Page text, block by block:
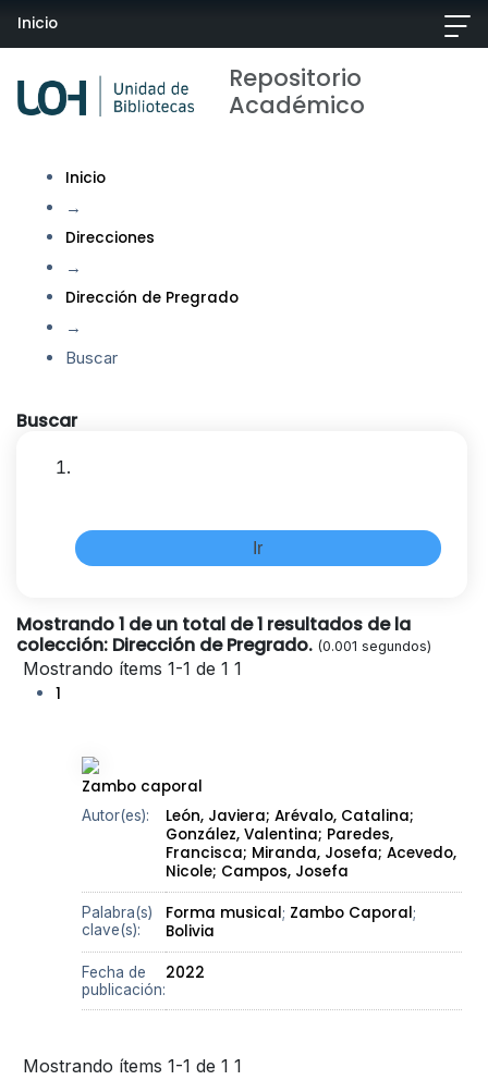
Inicio
Repositorio
Académico
Inicio
→
Direcciones
→
Dirección de Pregrado
→
Buscar
Buscar
Mostrando 1 de un total de 1 resultados de la
colección: Dirección de Pregrado. (0.001 segundos)
Mostrando ítems 1-1 de 1 1
1
Zambo caporal
Autor(es): León, Javiera; Arévalo, Catalina;
González, Valentina; Paredes,
Francisca; Miranda, Josefa; Acevedo,
Nicole; Campos, Josefa
Palabra(s)
clave(s):
Forma musical; Zambo Caporal;
Bolivia
Fecha de
publicación:
2022
Mostrando ítems 1-1 de 1 1